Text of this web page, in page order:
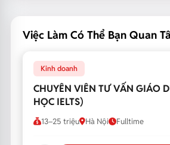
Việc Làm Có Thể Bạn Quan
Kinh doanh
CHUYÊN VIÊN TƯ VẤN GIÁO
HỌC IELTS)
13–25 triệu Hà Nội Fulltime